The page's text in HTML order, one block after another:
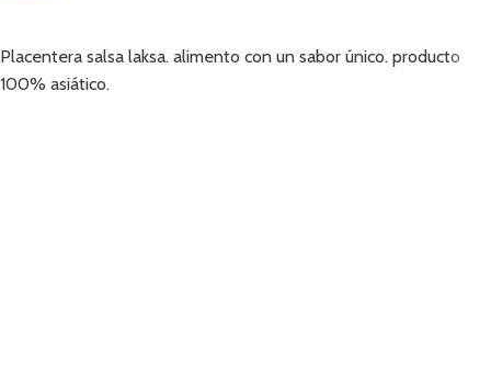
Placentera salsa laksa. alimento con un sabor único. producto
100% asiático.